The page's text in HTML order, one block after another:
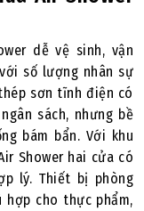
dễ vệ sinh, vận
số lượng nhân sự
sơn tĩnh điện có
sách, nhưng bề
bám bẩn. Với khu
Shower hai cửa có
lý. Thiết bị phòng
hợp cho thực phẩm,